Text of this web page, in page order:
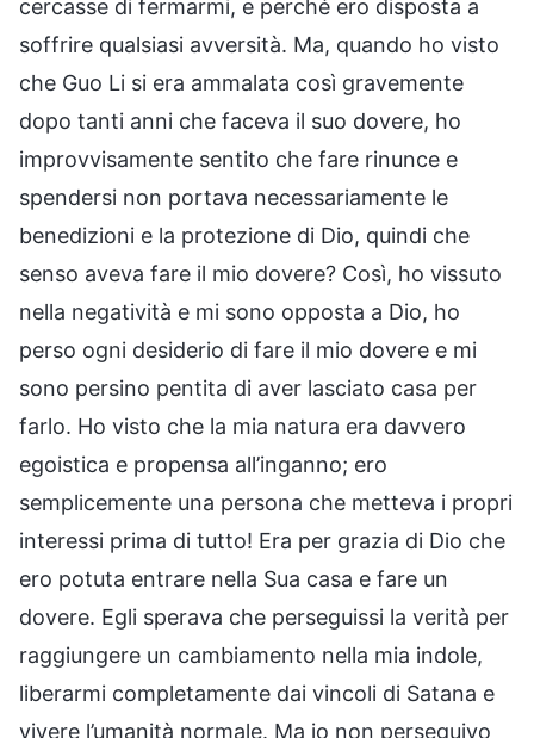
cercasse di fermarmi, e perché ero disposta a
soffrire qualsiasi avversità. Ma, quando ho visto
che Guo Li si era ammalata così gravemente
dopo tanti anni che faceva il suo dovere, ho
improvvisamente sentito che fare rinunce e
spendersi non portava necessariamente le
benedizioni e la protezione di Dio, quindi che
senso aveva fare il mio dovere? Così, ho vissuto
nella negatività e mi sono opposta a Dio, ho
perso ogni desiderio di fare il mio dovere e mi
sono persino pentita di aver lasciato casa per
farlo. Ho visto che la mia natura era davvero
egoistica e propensa all’inganno; ero
semplicemente una persona che metteva i propri
interessi prima di tutto! Era per grazia di Dio che
ero potuta entrare nella Sua casa e fare un
dovere. Egli sperava che perseguissi la verità per
raggiungere un cambiamento nella mia indole,
liberarmi completamente dai vincoli di Satana e
vivere l’umanità normale. Ma io non perseguivo